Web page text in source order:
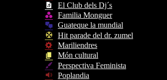
El Club dels Dj´s
Familia Monguer
Guateque la mundial
Hit parade del dr. zumel
Mariliendres
Món cultural
Perspectiva Feminista
Poplandia